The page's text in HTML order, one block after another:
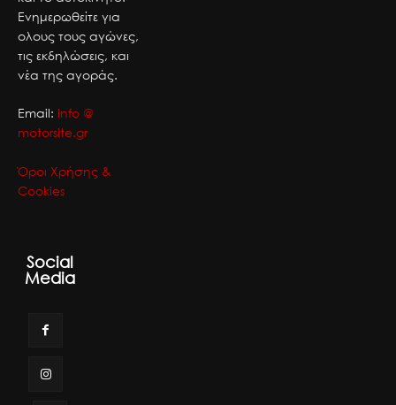
Ενημερωθείτε για
ολους τους αγώνες,
τις εκδηλώσεις, και
νέα της αγοράς.
Email: info @
motorsite.gr
Όροι Χρήσης &
Cookies
Social
Media